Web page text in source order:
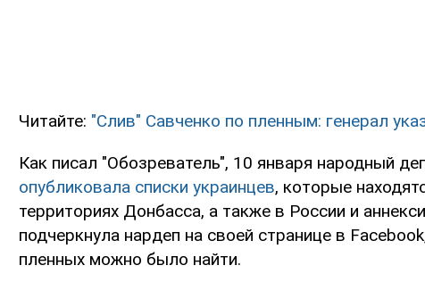
Читайте: "Слив" Савченко по пленным: генерал
Как писал "Обозреватель", 10 января народный
опубликовала списки украинцев, которые
территориях Донбасса, а также в России и
подчеркнула нардеп на своей странице в
пленных можно было найти.